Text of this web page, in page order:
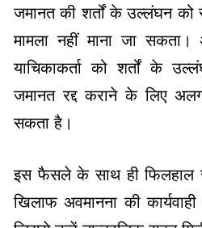
जमानत की शर्तों के उल्लंघन को
मामला नहीं माना जा
याचिकाकर्ता को शर्तों के
जमानत रद्द कराने के लिए
सकता है।
इस फैसले के साथ ही फिलहाल
खिलाफ अवमानना की